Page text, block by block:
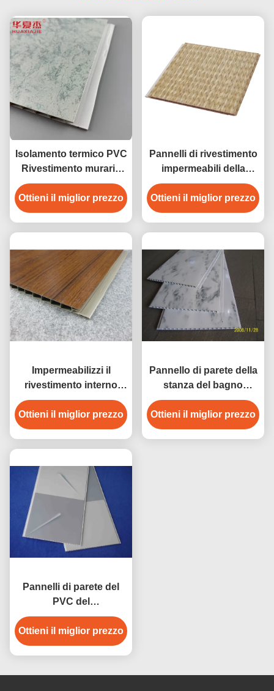
Isolamento termico PVC
Rivestimento murario
pvc pannello murario
pvc pannello soffitto di
alta qualità
Ottieni il miglior prezzo
Pannelli di rivestimento
impermeabili della
parete del PVC della
plastica per la
lavanderia, pannelli
Ottieni il miglior prezzo
Impermeabilizzi il
rivestimento interno
della parete del PVC per
il bagno/pannelli di
parete di plastica
Ottieni il miglior prezzo
Pannello di parete della
stanza del bagno
impermeabile di parete
del PVC bagnato dei
pannelli/costruzione
Ottieni il miglior prezzo
Pannelli di parete del
PVC del
rivestimento/costruzione
della parete del PVC del
bagno di Mouldproof
Ottieni il miglior prezzo